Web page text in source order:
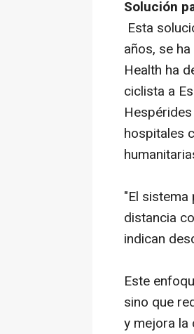
Solución
Esta
años, se
Health ha
ciclista a
hospitales
"El
distancia
indican
Este
sino que
y mejora la